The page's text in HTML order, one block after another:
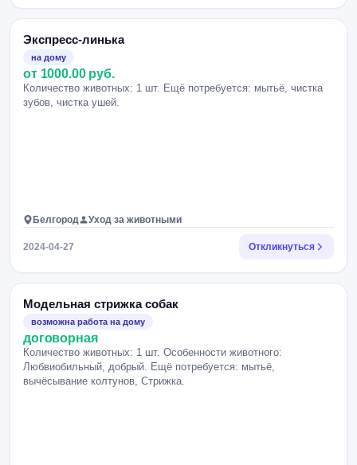
Экспресс-линька
на дому
от 1000.00 руб.
Количество животных: 1 шт. Ещё потребуется: мытьё, чистка
зубов, чистка ушей.
Белгород Уход за животными
2024-04-27 Откликнуться
Модельная стрижка собак
возможна работа на дому
договорная
Количество животных: 1 шт. Особенности животного:
Любвиобильный, добрый. Ещё потребуется: мытьё,
вычёсывание колтунов, Стрижка.